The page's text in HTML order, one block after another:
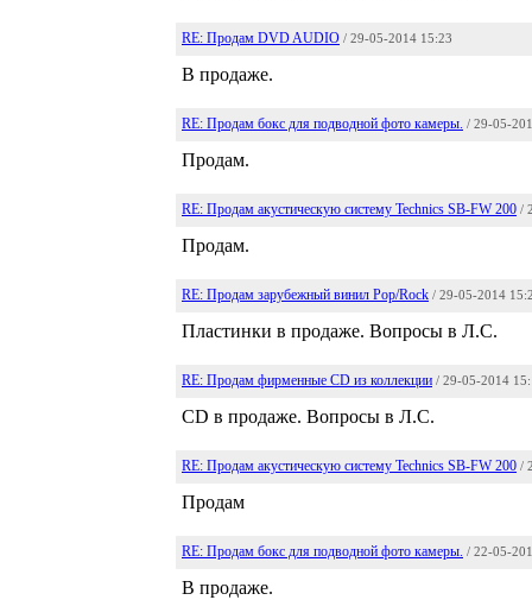
RE: Продам DVD AUDIO / 29-05-2014 15:23
В продаже.
RE: Продам бокс для подводной фото камеры. / 29-05-
Продам.
RE: Продам акустическую систему Technics SB-FW 200 /
Продам.
RE: Продам зарубежный винил Pop/Rock / 29-05-2014
Пластинки в продаже. Вопросы в Л.С.
RE: Продам фирменные CD из коллекции / 29-05-2014
CD в продаже. Вопросы в Л.С.
RE: Продам акустическую систему Technics SB-FW 200 /
Продам
RE: Продам бокс для подводной фото камеры. / 22-05-
В продаже.